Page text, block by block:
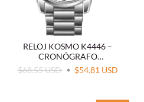
RELOJ KOSMO K4446 –
CRONÓGRAFO
MULTIFUNCIÓN
$68.55 USD $54.81 USD